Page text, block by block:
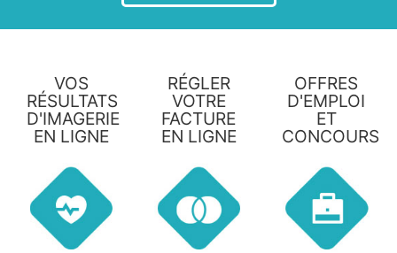
VOS
RÉSULTATS
D'IMAGERIE
EN LIGNE
RÉGLER
VOTRE
FACTURE
EN LIGNE
OFFRES
D'EMPLOI
ET
CONCOURS